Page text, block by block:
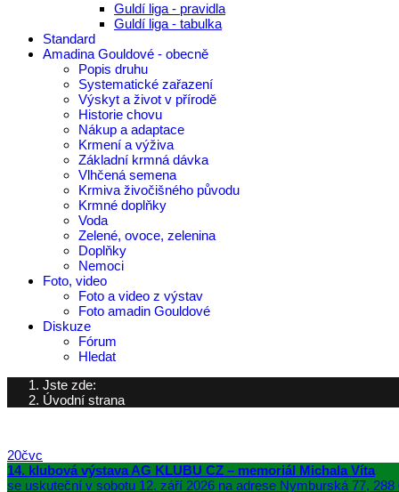
Guldí liga - pravidla
Guldí liga - tabulka
Standard
Amadina Gouldové - obecně
Popis druhu
Systematické zařazení
Výskyt a život v přírodě
Historie chovu
Nákup a adaptace
Krmení a výživa
Základní krmná dávka
Vlhčená semena
Krmiva živočišného původu
Krmné doplňky
Voda
Zelené, ovoce, zelenina
Doplňky
Nemoci
Foto, video
Foto a video z výstav
Foto amadin Gouldové
Diskuze
Fórum
Hledat
Jste zde:
Úvodní strana
20čvc
14. klubová výstava AG KLUBU CZ – memoriál Michala Víta
se uskuteční v sobotu 12. září 2026 na adrese Nymburská 77,